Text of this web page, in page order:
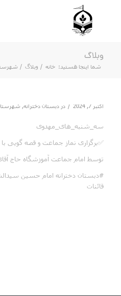
وبلاگ
شما اینجا هستید: خانه / وبلاگ /
اکتبر 7, 2024 / در دبستان دخترانه,
سه_شنبه_های_مهدوی
✅برگزاری نماز جماعت و قصه گویی
توسط امام جماعت آموزشگاه حاج
#دبستان دخترانه امام حسین
قائنات